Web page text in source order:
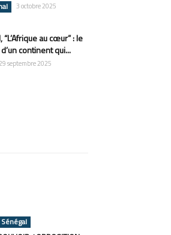
3 octobre 2025
“L’Afrique au cœur” : le
continent qui...
septembre 2025
Sénégal